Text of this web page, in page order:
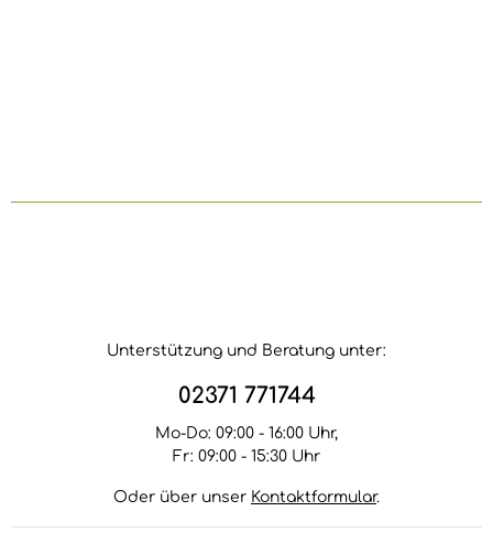
Unterstützung und Beratung unter:
02371 771744
Mo-Do: 09:00 - 16:00 Uhr,
Fr: 09:00 - 15:30 Uhr
Oder über unser Kontaktformular.